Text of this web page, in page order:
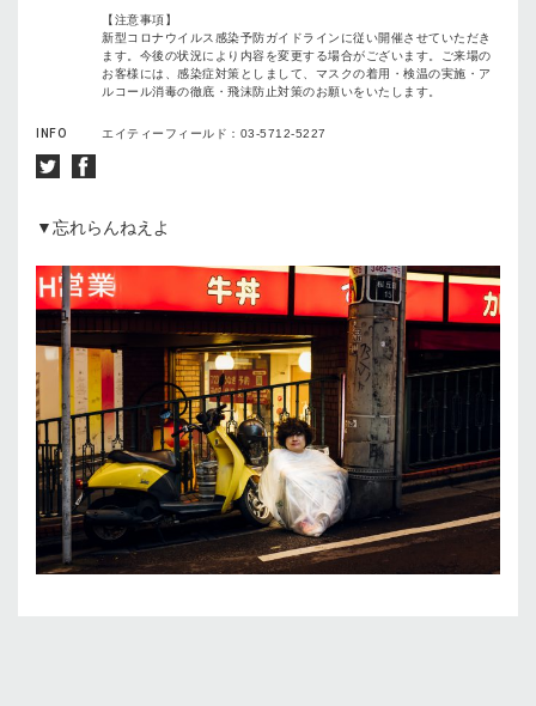
【注意事項】
新型コロナウイルス感染予防ガイドラインに従い開催させていただき
ます。今後の状況により内容を変更する場合がございます。ご来場の
お客様には、感染症対策としまして、マスクの着用・検温の実施・ア
ルコール消毒の徹底・飛沫防止対策のお願いをいたします。
INFO エイティーフィールド：03-5712-5227
▼忘れらんねえよ